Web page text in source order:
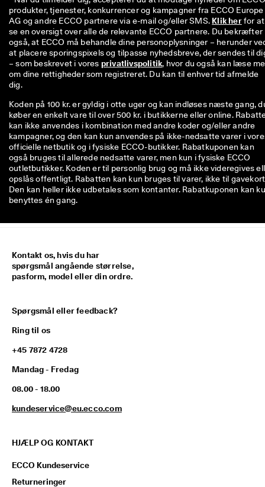
produkter, tjenester, konkurrencer og kampagner fra ECCO Europe
AG og andre ECCO partnere via e-mail og/eller SMS. Klik her for at
se en oversigt over alle de relevante ECCO partnere. Du bekræfter
også, at ECCO må behandle dine personoplysninger – herunder
at placere sporingspixels og tilpasse nyhedsbreve, der sendes til
– som beskrevet i vores privatlivspolitik, hvor du også kan læse
om dine rettigheder som registreret. Du kan til enhver tid afmelde
dig.
Koden på 100 kr. er gyldig i otte uger og kan indløses næste gang,
køber en enkelt vare til over 500 kr. i butikkerne eller online.
kan ikke anvendes i kombination med andre koder og/eller andre
kampagner, og den kan kun anvendes på ikke-nedsatte varer i
officielle netbutik og i fysiske ECCO-butikker. Rabatkuponen kan
også bruges til allerede nedsatte varer, men kun i fysiske ECCO
outletbutikker. Koden er til personlig brug og må ikke videregives
opslås offentligt. Rabatten kan kun bruges til varer, ikke til
Den kan heller ikke udbetales som kontanter. Rabatkuponen kan
benyttes én gang.
Kontakt os, hvis du har
spørgsmål angående størrelse,
pasform, model eller din ordre.
Spørgsmål eller feedback?
Ring til os
+45 7872 4728
Mandag - Fredag
08.00 - 18.00
kundeservice@eu.ecco.com
HJÆLP OG KONTAKT
ECCO Kundeservice
Returneringer